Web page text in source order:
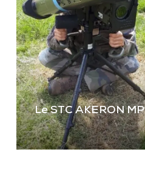
Le STC AKERON MP